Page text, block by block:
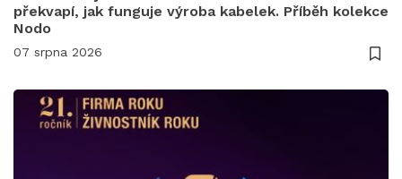
překvapí, jak funguje výroba kabelek. Příběh kolekce
Nodo
07 srpna 2026